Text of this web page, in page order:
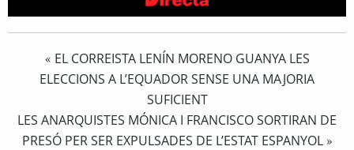
« EL CORREISTA LENÍN MORENO GUANYA LES
ELECCIONS A L’EQUADOR SENSE UNA MAJORIA
SUFICIENT
LES ANARQUISTES MÓNICA I FRANCISCO SORTIRAN DE
PRESÓ PER SER EXPULSADES DE L’ESTAT ESPANYOL»